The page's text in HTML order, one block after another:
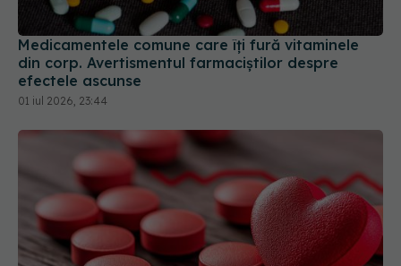
Medicamentele comune care îți fură vitaminele
din corp. Avertismentul farmaciștilor despre
efectele ascunse
01 iul 2026, 23:44